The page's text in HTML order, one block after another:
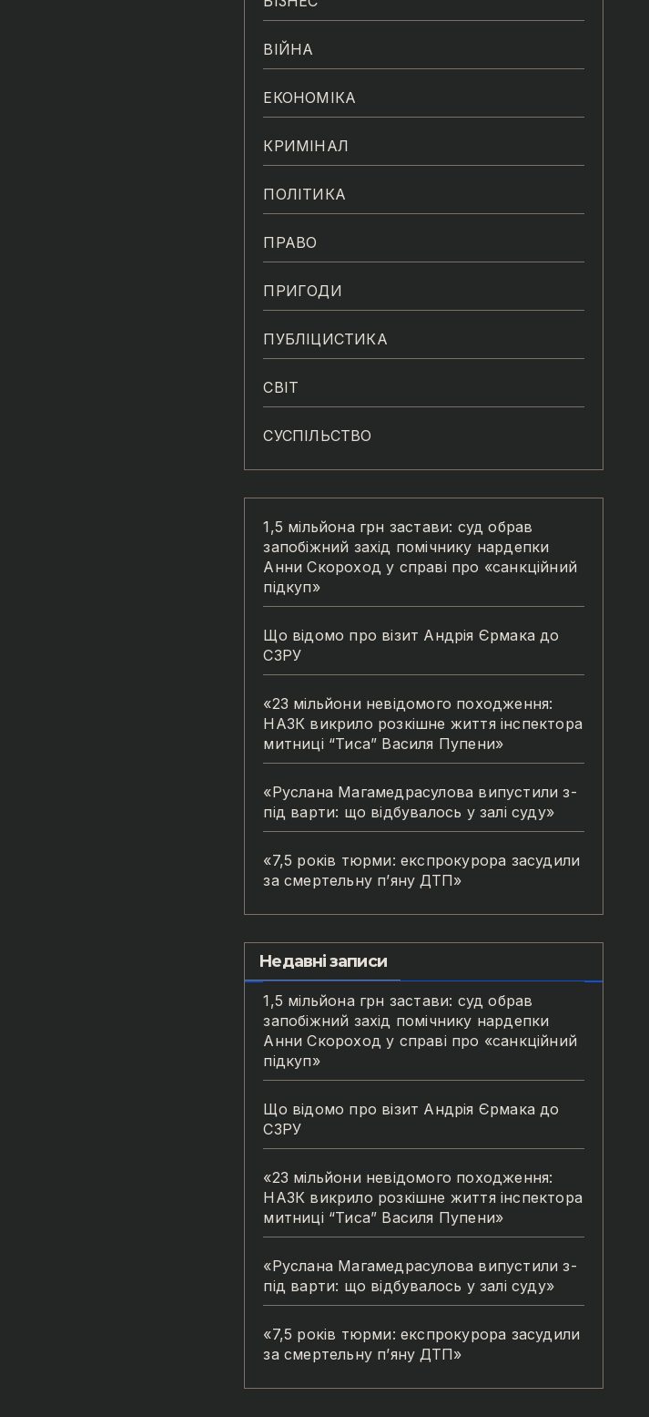
ВІЙНА
ЕКОНОМІКА
КРИМІНАЛ
ПОЛІТИКА
ПРАВО
ПРИГОДИ
ПУБЛІЦИСТИКА
СВІТ
СУСПІЛЬСТВО
1,5 мільйона грн застави: суд обрав
запобіжний захід помічнику нардепки
Анни Скороход у справі про «санкційний
підкуп»
Що відомо про візит Андрія Єрмака до
СЗРУ
«23 мільйони невідомого походження:
НАЗК викрило розкішне життя інспектора
митниці “Тиса” Василя Пупени»
«Руслана Магамедрасулова випустили з-
під варти: що відбувалось у залі суду»
«7,5 років тюрми: експрокурора засудили
за смертельну п’яну ДТП»
Недавні записи
1,5 мільйона грн застави: суд обрав
запобіжний захід помічнику нардепки
Анни Скороход у справі про «санкційний
підкуп»
Що відомо про візит Андрія Єрмака до
СЗРУ
«23 мільйони невідомого походження:
НАЗК викрило розкішне життя інспектора
митниці “Тиса” Василя Пупени»
«Руслана Магамедрасулова випустили з-
під варти: що відбувалось у залі суду»
«7,5 років тюрми: експрокурора засудили
за смертельну п’яну ДТП»